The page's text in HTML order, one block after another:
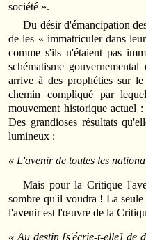
société ».
Du désir d'émancipation
de les « immatriculer dans
comme s'ils n'étaient pas
schématisme
arrive à des prophéties sur
chemin compliqué par
mouvement historique actuel
Des grandioses résultats
lumineux :
« L'avenir de toutes les
Mais pour la Critique
sombre qu'il voudra ! La seule
l'avenir est l'œuvre de la
« Au destin [s'écrie-t-elle] de